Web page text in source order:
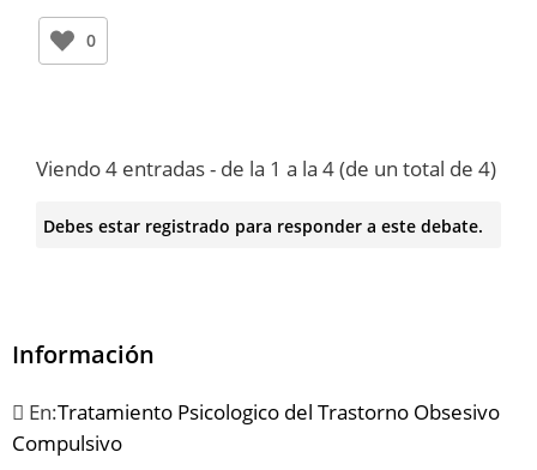
0
Viendo 4 entradas - de la 1 a la 4 (de un total de 4)
Debes estar registrado para responder a este debate.
Información
En:Tratamiento Psicologico del Trastorno Obsesivo
Compulsivo